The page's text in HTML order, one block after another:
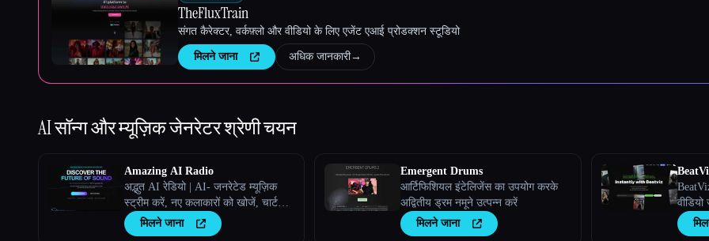
TheFluxTrain
संगत कैरेक्टर, वर्कफ़्लो और वीडियो के लिए एजेंट एआई प्रोडक्शन स्टूडियो
मिलने जाना अधिक जानकारी→
AI सॉन्ग और म्यूज़िक जेनरेटरश्रेणी चयन
Amazing AI Radio
अद्भुत AI रेडियो | AI- जनरेटेड म्यूज़िक
स्ट्रीम करें, नए कलाकारों को खोजें, चार्ट
देखें, और Amazing AI रेडियो पर अपने
खुद के ट्रैक अपलोड करें।
मिलने जाना
Emergent Drums
आर्टिफिशियल इंटेलिजेंस का उपयोग करके
अद्वितीय ड्रम नमूने उत्पन्न करें
मिलने जाना